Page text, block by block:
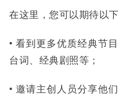
在这里，您可以期待以
• 看到更多优质经典节
台词、经典剧照等；
• 邀请主创人员分享他